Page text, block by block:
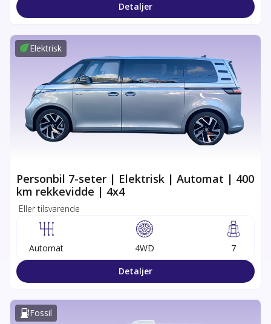
Detaljer
Elektrisk
Personbil 7-seter | Elektrisk | Automat | 400
km rekkevidde | 4x4
Eller tilsvarende
Automat 4WD
7
Detaljer
Fossil